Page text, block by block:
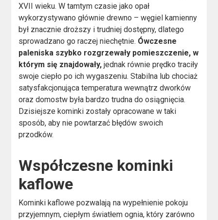
XVII wieku. W tamtym czasie jako opał
wykorzystywano głównie drewno – węgiel kamienny
był znacznie droższy i trudniej dostępny, dlatego
sprowadzano go raczej niechętnie. Ówczesne
paleniska szybko rozgrzewały pomieszczenie, w
którym się znajdowały, jednak równie prędko traciły
swoje ciepło po ich wygaszeniu. Stabilna lub chociaż
satysfakcjonująca temperatura wewnątrz dworków
oraz domostw była bardzo trudna do osiągnięcia.
Dzisiejsze kominki zostały opracowane w taki
sposób, aby nie powtarzać błędów swoich
przodków.
Współczesne kominki
kaflowe
Kominki kaflowe pozwalają na wypełnienie pokoju
przyjemnym, ciepłym światłem ognia, który zarówno